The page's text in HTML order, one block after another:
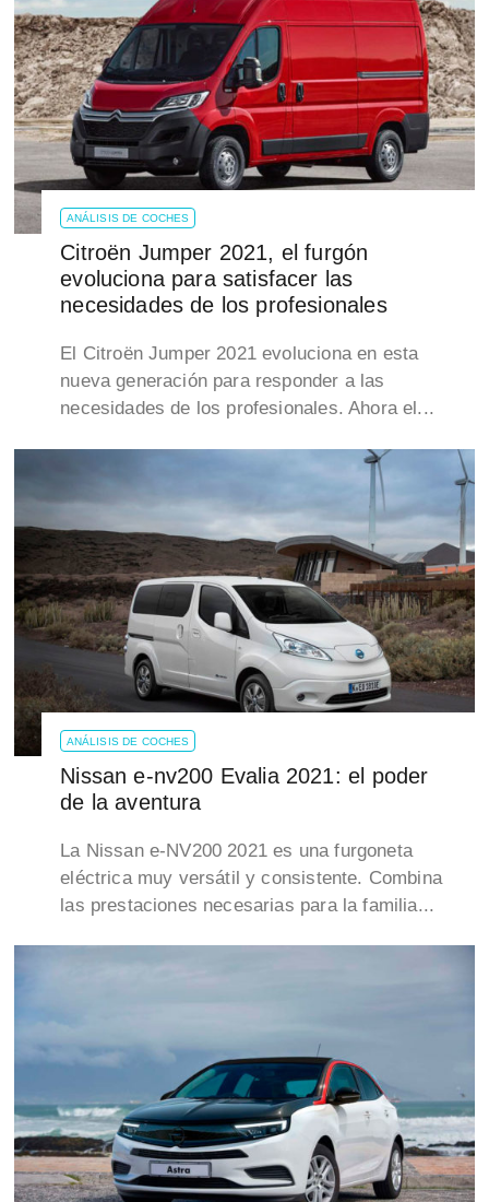
ANÁLISIS DE COCHES
Citroën Jumper 2021, el furgón
evoluciona para satisfacer las
necesidades de los profesionales
El Citroën Jumper 2021 evoluciona en esta
nueva generación para responder a las
necesidades de los profesionales. Ahora el...
ANÁLISIS DE COCHES
Nissan e-nv200 Evalia 2021: el poder
de la aventura
La Nissan e-NV200 2021 es una furgoneta
eléctrica muy versátil y consistente. Combina
las prestaciones necesarias para la familia...